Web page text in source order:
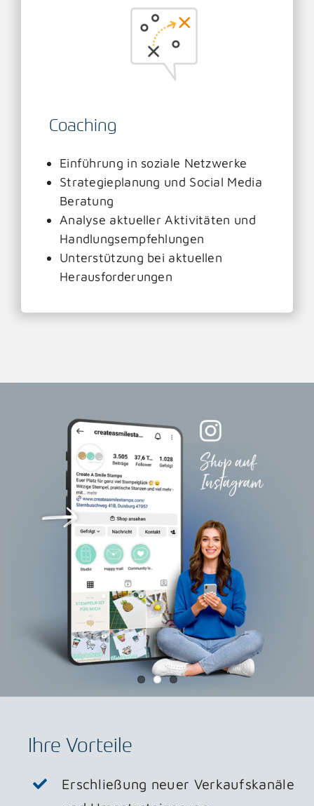
Coaching
Einführung in soziale Netzwerke
Strategieplanung und Social Media
Beratung
Analyse aktueller Aktivitäten und
Handlungsempfehlungen
Unterstützung bei aktuellen
Herausforderungen
Ihre Vorteile
Erschließung neuer Verkaufskanäle